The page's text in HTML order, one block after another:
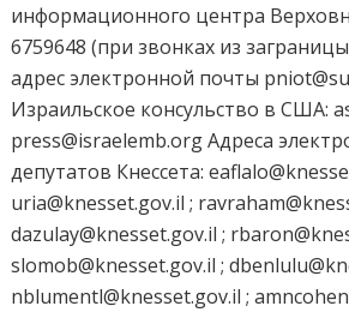
информационного центра
6759648 (при звонках из
адрес электронной почты
Израильское консульство в США:
press@israelemb.org Адреса
депутатов Кнессета:
uria@knesset.gov.il ;
dazulay@knesset.gov.il ;
slomob@knesset.gov.il ;
nblumentl@knesset.gov.il ;